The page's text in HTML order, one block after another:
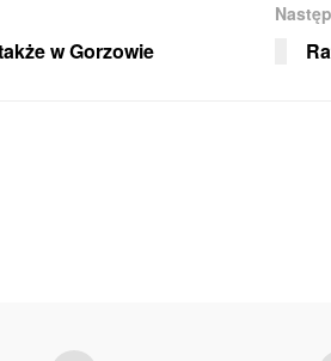
w Gorzowie